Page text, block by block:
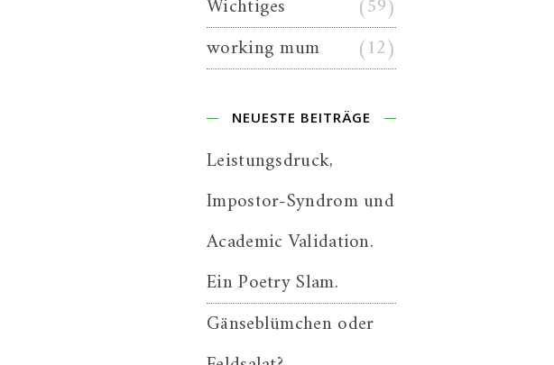
Wichtiges
(59)
working mum
(12)
NEUESTE BEITRÄGE
Leistungsdruck,
Impostor-Syndrom und
Academic Validation.
Ein Poetry Slam.
Gänseblümchen oder